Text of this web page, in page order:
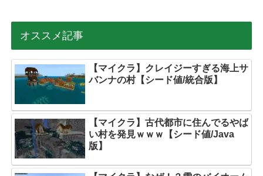
オススメ記事
【マイクラ】クレイジーすぎる海上サ
バンナの村【シード値/統合版】
【マイクラ】古代都市に住んでるやば
い村を発見ｗｗｗ【シード値/Java
版】